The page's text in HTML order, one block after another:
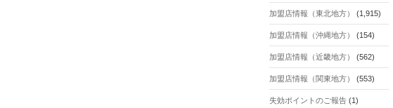
加盟店情報（東北地方） (1,915)
加盟店情報（沖縄地方） (154)
加盟店情報（近畿地方） (562)
加盟店情報（関東地方） (553)
失効ポイントのご報告(1)